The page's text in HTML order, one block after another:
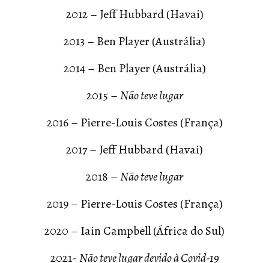
2012 – Jeff Hubbard (Havai)
2013 – Ben Player (Austrália)
2014 – Ben Player (Austrália)
2015 –Não teve lugar
2016 – Pierre-Louis Costes (França)
2017 – Jeff Hubbard(Havai)
2018 –Não teve lugar
2019 – Pierre-Louis Costes (França)
2020 – Iain Campbell (África do Sul)
2021-Não teve lugar devido à Covid-19